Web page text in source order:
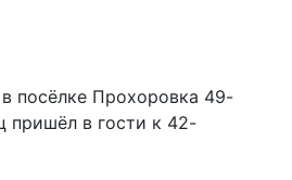
посёлке Прохоровка 49-
пришёл в гости к 42-